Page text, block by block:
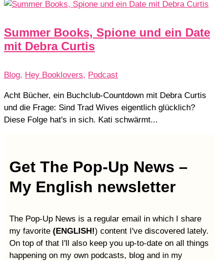
Summer Books, Spione und ein Date
mit Debra Curtis
Blog, Hey Booklovers, Podcast
Acht Bücher, ein Buchclub-Countdown mit Debra Curtis
und die Frage: Sind Trad Wives eigentlich glücklich?
Diese Folge hat's in sich. Kati schwärmt...
Get The Pop-Up News –
My English newsletter
The Pop-Up News is a regular email in which I share
my favorite (ENGLISH!) content I've discovered lately.
On top of that I'll also keep you up-to-date on all things
happening on my own podcasts, blog and in my